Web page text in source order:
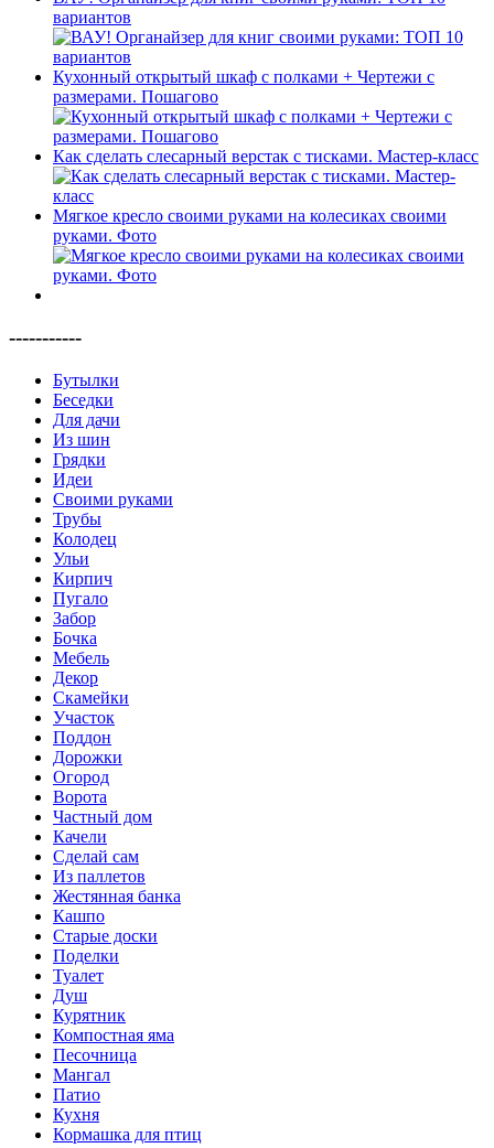
вариантов
Кухонный открытый шкаф с полками + Чертежи с
размерами. Пошагово
Как сделать слесарный верстак с тисками. Мастер-класс
Мягкое кресло своими руками на колесиках своими
руками. Фото
-----------
Бутылки
Беседки
Для дачи
Из шин
Грядки
Идеи
Своими руками
Трубы
Колодец
Ульи
Кирпич
Пугало
Забор
Бочка
Мебель
Декор
Скамейки
Участок
Поддон
Дорожки
Огород
Ворота
Частный дом
Качели
Сделай сам
Из паллетов
Жестянная банка
Кашпо
Старые доски
Поделки
Туалет
Душ
Курятник
Компостная яма
Песочница
Мангал
Патио
Кухня
Кормашка для птиц